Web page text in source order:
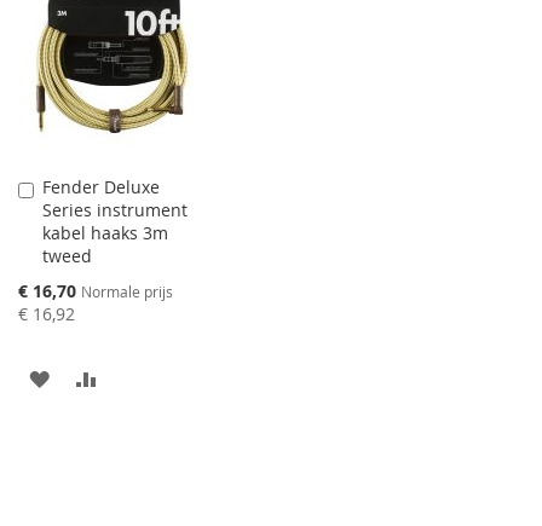
VERGELIJKEN
Fender Deluxe
Series instrument
kabel haaks 3m
tweed
Speciale
prijs
€ 16,70 Normale prijs
€ 16,92
Aan
winkelwagen
toevoegen
AAN